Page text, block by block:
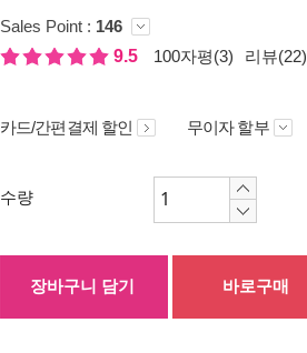
Sales Point : 146
9.5
100자평(3) 리뷰(22)
카드/간편결제 할인 무이자 할부
수량
장바구니 담기 바로구매